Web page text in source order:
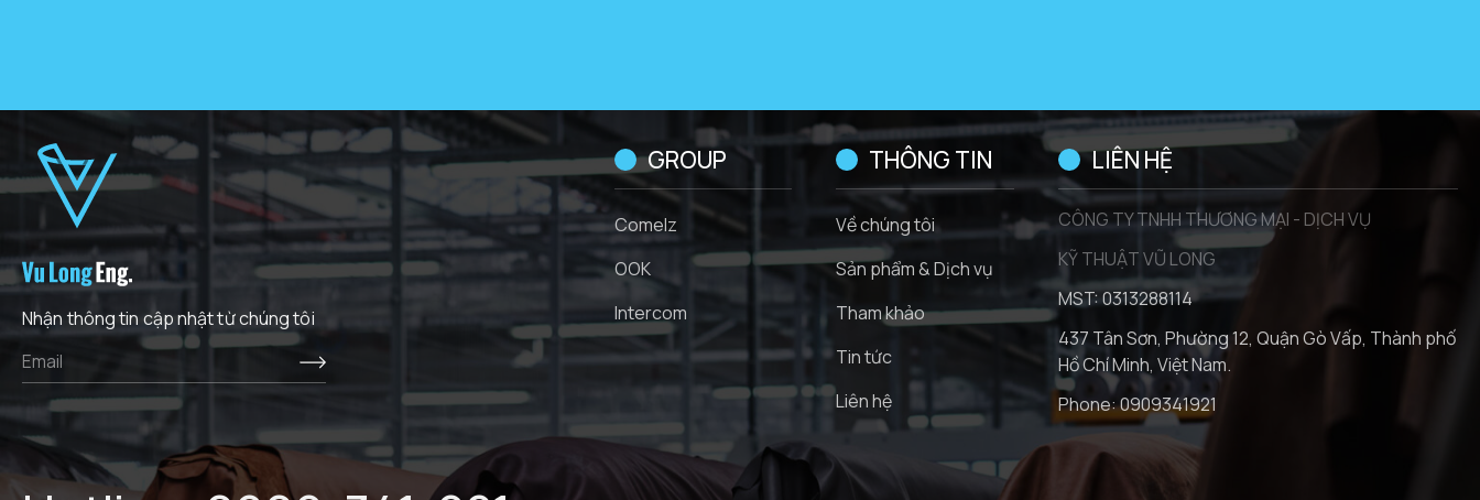
Nhận thông tin cập nhật từ chúng tôi
GROUP
Comelz
OOK
Intercom
THÔNG TIN
Về chúng tôi
Sản phẩm & Dịch vụ
Tham khảo
Tin tức
Liên hệ
LIÊN HỆ
CÔNG TY TNHH THƯƠNG MẠI - DỊCH VỤ
KỸ THUẬT VŨ LONG
MST: 0313288114
437 Tân Sơn, Phường 12, Quận Gò Vấp, Thành phố
Hồ Chí Minh, Việt Nam.
Phone:0909341921